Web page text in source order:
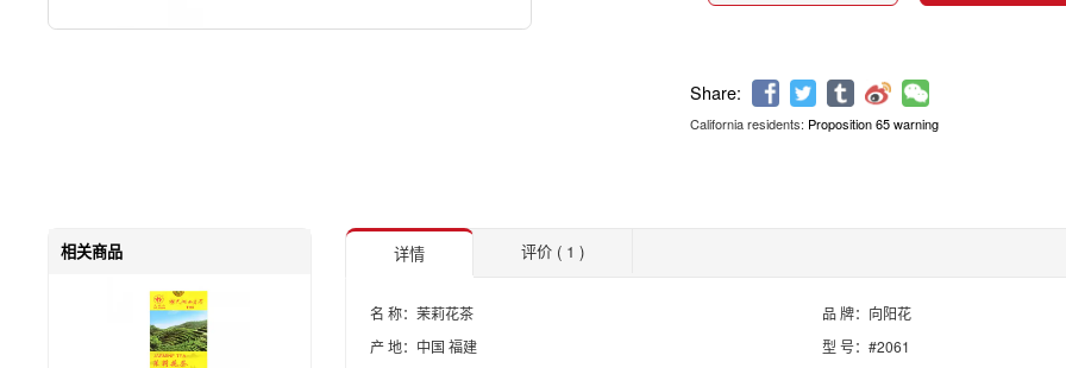
California residents: Proposition 65 warning
相关商品 详情 评价 ( 1 )
名 称：茉莉花茶
品 牌：向阳花
产 地：中国 福建
型 号：#2061